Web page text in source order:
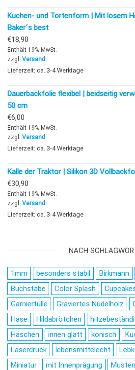
Kuchen- und Tortenform | Mit losem
Baker´s best
€18,90
Enthält 19% MwSt.
zzgl. Versand
Lieferzeit: ca. 3-4 Werktage
Dauerbackfolie flexibel | beidseitig
50 cm
€6,00
Enthält 19% MwSt.
zzgl. Versand
Lieferzeit: ca. 3-4 Werktage
Kalle der Traktor | Silikon 3D
€30,90
Enthält 19% MwSt.
zzgl. Versand
Lieferzeit: ca. 3-4 Werktage
NACH
1mm besonders stabil Birkmann
Buchstabe
Color Splash
Garniertülle
Graviertes Nudelholz
Hase
Hildabrötchen
Häschen
innen glatt konisch
Laserdruck
lebensmittelecht
Miniatur
mit Innenprägung